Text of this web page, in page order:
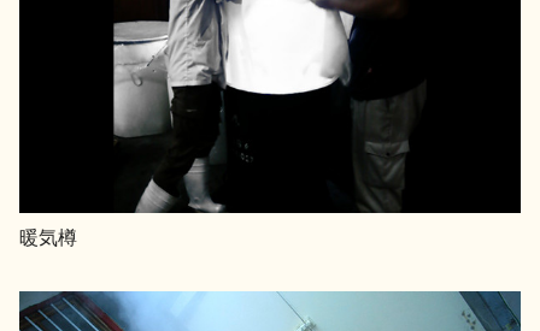
暖気樽